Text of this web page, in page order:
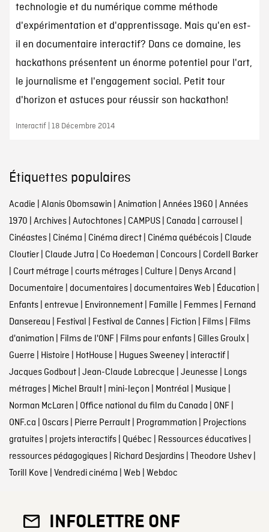
technologie et du numérique comme méthode
d'expérimentation et d'apprentissage. Mais qu'en est-
il en documentaire interactif? Dans ce domaine, les
hackathons présentent un énorme potentiel pour l'art,
le journalisme et l'engagement social. Petit tour
d'horizon et astuces pour réussir son hackathon!
Interactif | 18 Décembre 2014
Étiquettes populaires
Acadie Alanis Obomsawin Animation Années 1960 Années
1970 Archives| Autochtones| CAMPUS| Canada carrousel
Cinéastes| Cinéma Cinéma direct| Cinéma québécois| Claude
Cloutier| Claude Jutra Co Hoedeman Concours| Cordell Barker
Court métrage courts métrages| Culture Denys Arcand
Documentaire documentaires| documentaires Web Éducation
Enfants| entrevue Environnement| Famille Femmes| Fernand
Dansereau Festival Festival de Cannes| Fiction Films| Films
d'animation Films de l'ONF| Films pour enfants| Gilles Groulx|
Guerre Histoire HotHouse Hugues Sweeney| interactif|
Jacques Godbout| Jean-Claude Labrecque Jeunesse Longs
métrages| Michel Brault| mini-leçon Montréal Musique
Norman McLaren Office national du film du Canada ONF|
ONF.ca Oscars| Pierre Perrault| Programmation Projections
gratuites| projets interactifs| Québec Ressources éducatives|
ressources pédagogiques| Richard Desjardins| Theodore Ushev|
Torill Kove Vendredi cinéma Web Webdoc
INFOLETTRE ONF